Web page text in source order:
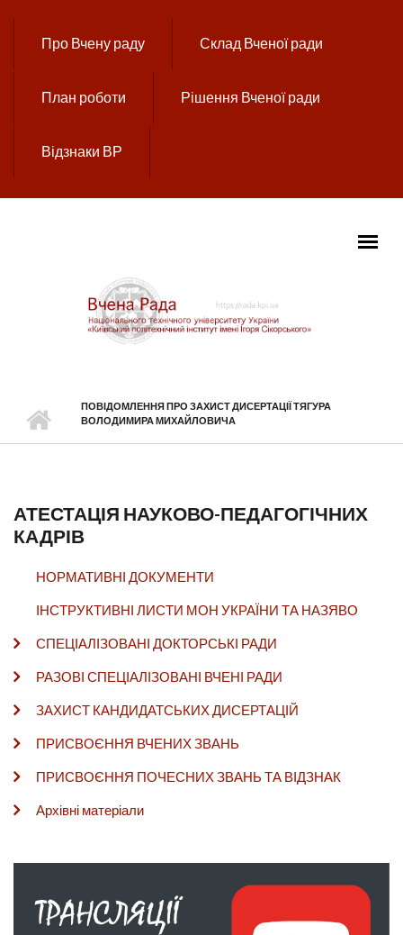
Про Вчену раду Склад Вченої ради
План роботи Рішення Вченої ради
Відзнаки ВР
ПОВІДОМЛЕННЯ ПРО ЗАХИСТ ДИСЕРТАЦІЇ ТЯГУРА
ВОЛОДИМИРА МИХАЙЛОВИЧА
АТЕСТАЦІЯ НАУКОВО-ПЕДАГОГІЧНИХ
КАДРІВ
НОРМАТИВНІ ДОКУМЕНТИ
ІНСТРУКТИВНІ ЛИСТИ МОН УКРАЇНИ ТА НАЗЯВО
СПЕЦІАЛІЗОВАНІ ДОКТОРСЬКІ РАДИ
РАЗОВІ СПЕЦІАЛІЗОВАНІ ВЧЕНІ РАДИ
ЗАХИСТ КАНДИДАТСЬКИХ ДИСЕРТАЦІЙ
ПРИСВОЄННЯ ВЧЕНИХ ЗВАНЬ
ПРИСВОЄННЯ ПОЧЕСНИХ ЗВАНЬ ТА ВІДЗНАК
Архівні матеріали